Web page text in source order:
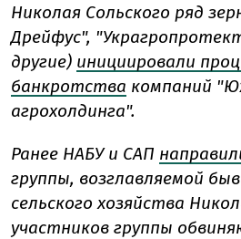
Николая Сольского ряд
Дрейфус",
другие) инициировали
банкротства компаний
агрохолдинга".
Ранее НАБУ и САП
группы, возглавляемой
сельского хозяйства
участников группы